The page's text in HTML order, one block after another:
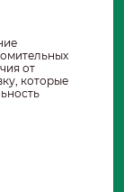
от
которые